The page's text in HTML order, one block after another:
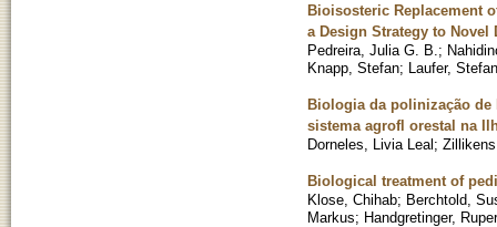
Bioisosteric Replacement
a Design Strategy to Novel
Pedreira, Julia G. B. ;
Knapp, Stefan; Laufer, Stefan
Biologia da polinização de
sistema agrofl orestal na
Dorneles, Livia Leal;
Biological treatment of
Klose, Chihab; Berchtold,
Markus; Handgretinger,